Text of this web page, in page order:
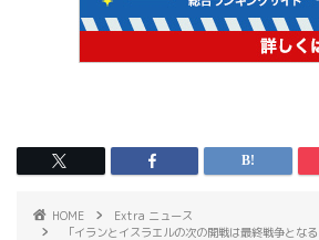
HOME
Extra ニュース
「イランとイスラエルの次の開戦は最終戦争となる